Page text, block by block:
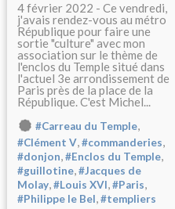
4 février 2022 - Ce vendredi,
j'avais rendez-vous au métro
République pour faire une
sortie "culture" avec mon
association sur le thème de
l'enclos du Temple situé dans
l'actuel 3e arrondissement de
Paris près de la place de la
République. C'est Michel...
#Carreau du Temple,
#Clément V,#commanderies,
#donjon,#Enclos du Temple,
#guillotine,#Jacques de
Molay,#Louis XVI,#Paris,
#Philippe le Bel,#templiers